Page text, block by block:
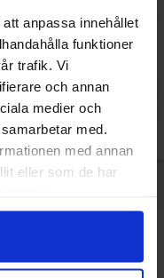
anpassa innehållet
funktioner
trafik. Vi
och annan
medier och
med.
med annan
eller som de har
Chupa Chups